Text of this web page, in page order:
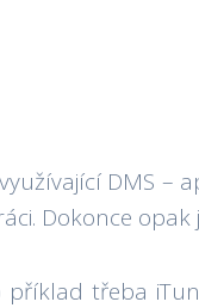
DMS –
Dokonce opak
příklad třeba